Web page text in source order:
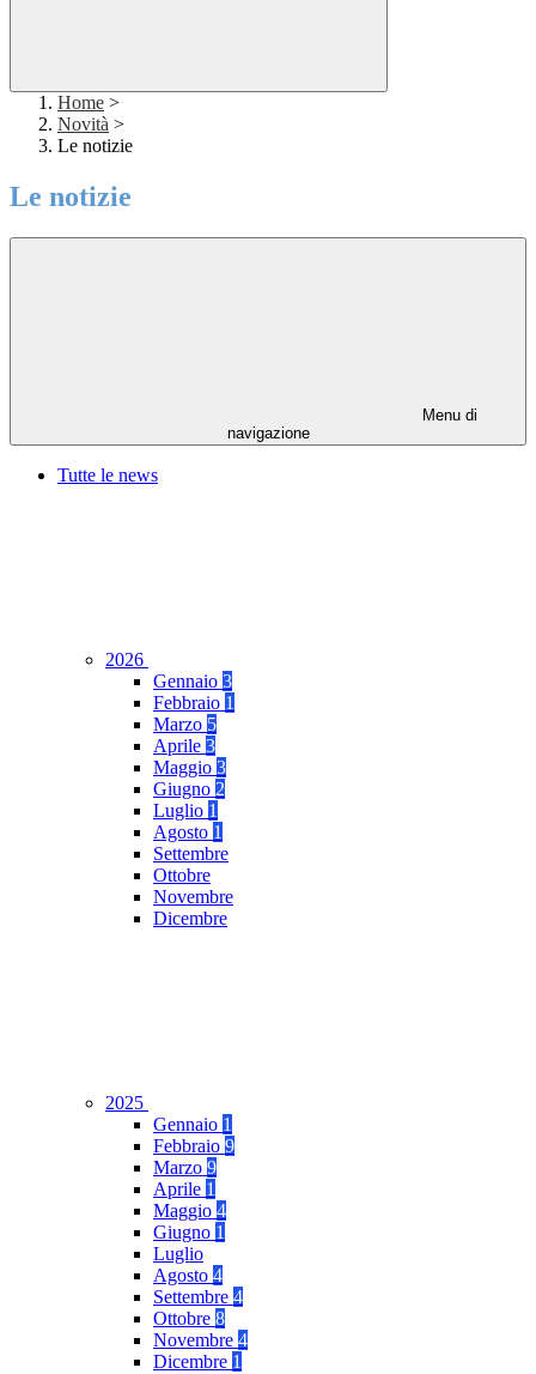
Home >
Novità >
Le notizie
Le notizie
Menu di
navigazione
Tutte le news
2026
Gennaio 3
Febbraio 1
Marzo 5
Aprile 3
Maggio 3
Giugno 2
Luglio 1
Agosto 1
Settembre
Ottobre
Novembre
Dicembre
2025
Gennaio 1
Febbraio 9
Marzo 9
Aprile 1
Maggio 4
Giugno 1
Luglio
Agosto 4
Settembre 4
Ottobre 8
Novembre 4
Dicembre 1